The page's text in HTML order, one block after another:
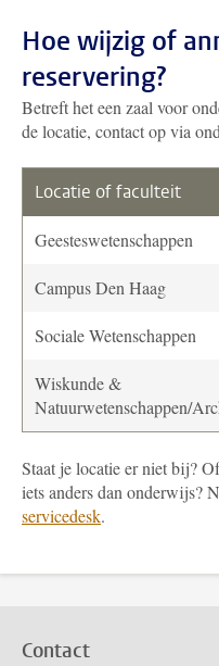
Hoe wijzig of
reservering?
Betreft het een zaal voor
de locatie, contact op via
Locatie of faculteit
Geesteswetenschappen
Campus Den Haag
Sociale Wetenschappen
Wiskunde &
Natuurwetenschappen/
Staat je locatie er niet bij?
iets anders dan onderwijs?
servicedesk.
Contact